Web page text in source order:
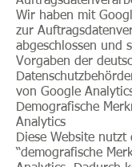
Wir haben mit
zur
abgeschlossen und
Vorgaben der
von Google
Demografische
Analytics
Diese Website nutzt
“demografische